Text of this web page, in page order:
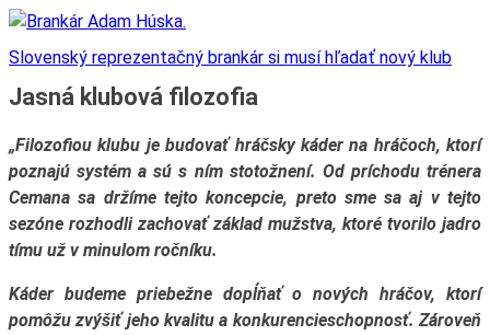
Slovenský reprezentačný brankár si musí hľadať nový klub
Jasná klubová filozofia
„Filozofiou klubu je budovať hráčsky káder na hráčoch, ktorí
poznajú systém a sú s ním stotožnení. Od príchodu trénera
Cemana sa držíme tejto koncepcie, preto sme sa aj v tejto
sezóne rozhodli zachovať základ mužstva, ktoré tvorilo jadro
tímu už v minulom ročníku.
Káder budeme priebežne dopĺňať o nových hráčov, ktorí
pomôžu zvýšiť jeho kvalitu a konkurencieschopnosť. Zároveň